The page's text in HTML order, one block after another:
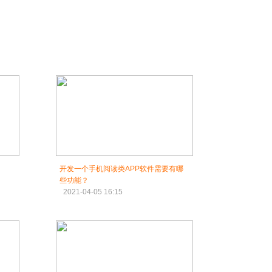
开发一个手机阅读类APP软件需要有哪
些功能？
2021-04-05 16:15